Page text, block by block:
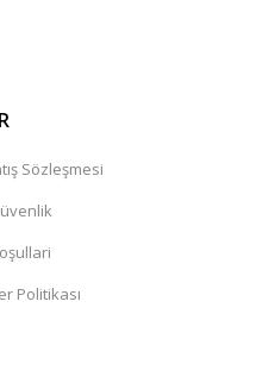
Sözleşmesi
Politikası